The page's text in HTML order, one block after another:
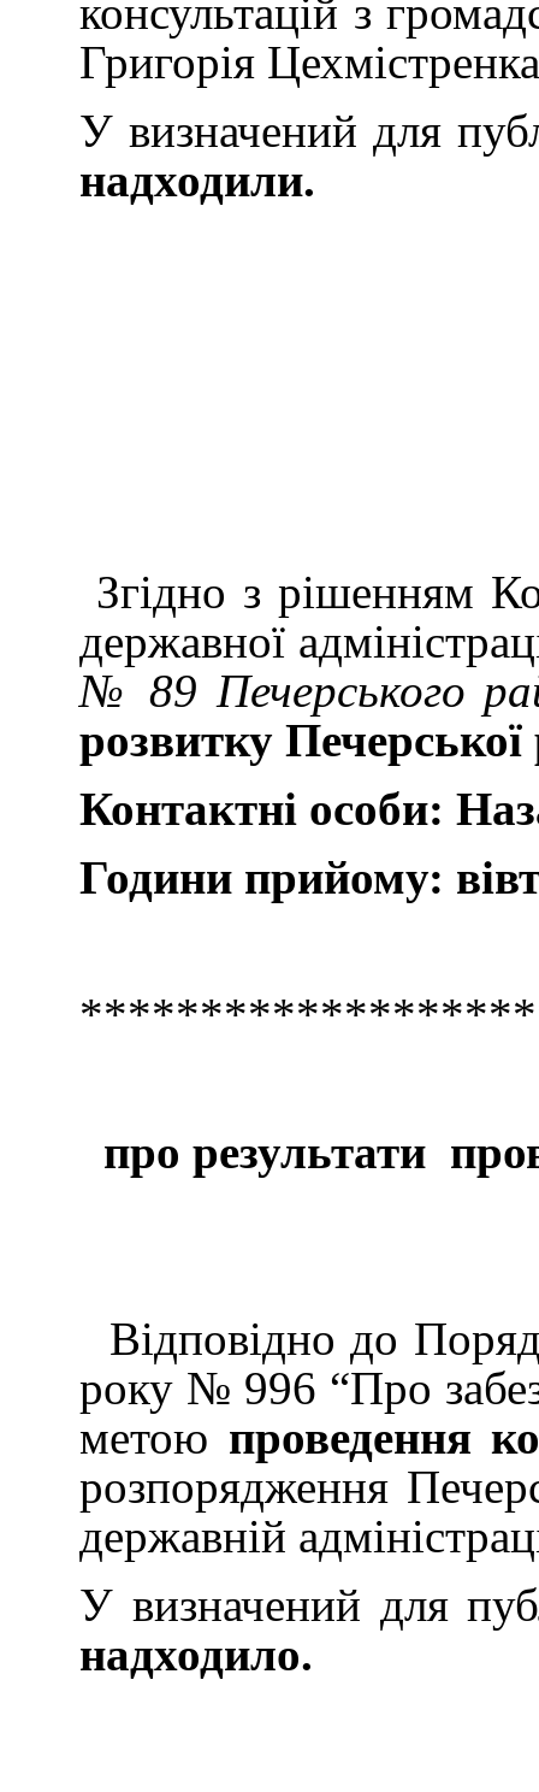
консультацій з
Григорія
У визначений для
надходили.
Згідно з рішенням
державної
№ 89 Печерського
розвитку Печерської
Контактні особи:
Години прийому:
про результати
Відповідно до
року № 996 “Про
метою проведення
розпорядження
державній
У визначений для
надходило.